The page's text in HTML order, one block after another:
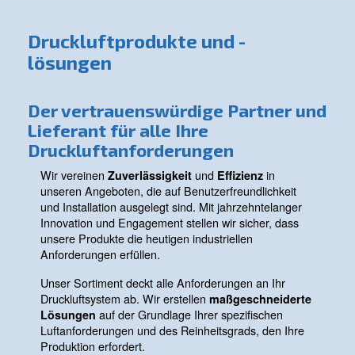
Luftmanagement
Unsere Lösungen optimieren, verwalten
Drucklufterzeugung und stellen sicher, dass